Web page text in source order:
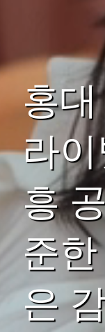
홍
라
흥
준
은